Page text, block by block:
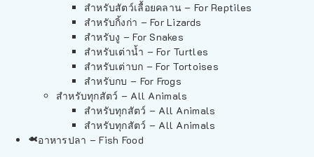
สำหรับสัตว์เลื้อยคลาน – For Reptiles
สำหรับกิ้งก่า – For Lizards
สำหรับงู – For Snakes
สำหรับเต่าน้ำ – For Turtles
สำหรับเต่าบก – For Tortoises
สำหรับกบ – For Frogs
สำหรับทุกสัตว์ – All Animals
สำหรับทุกสัตว์ – All Animals
สำหรับทุกสัตว์ – All Animals
อาหารปลา – Fish Food